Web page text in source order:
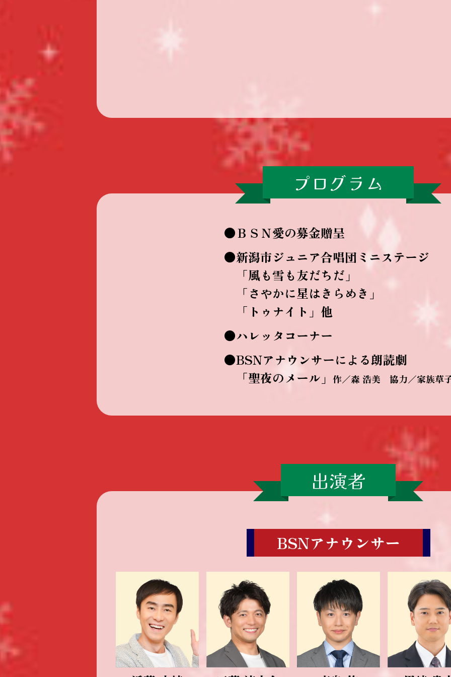
プログラム
●ＢＳＮ愛の募金贈呈
●新潟市ジュニア合唱団ミニステージ
「風も雪も友だちだ」
「さやかに星はきらめき」
「トゥナイト」他
●ハレッタコーナー
●BSNアナウンサーによる朗読劇
「聖夜のメール」 作／森 浩美 協力／家族草
出演者
BSNアナウンサー